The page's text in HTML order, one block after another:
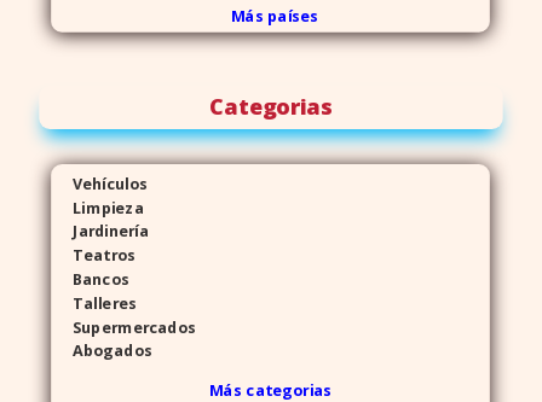
Más países
Categorias
Vehículos
Limpieza
Jardinería
Teatros
Bancos
Talleres
Supermercados
Abogados
Más categorias